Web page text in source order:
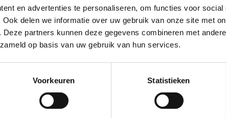
en advertenties te personaliseren, om functies voor social
delen we informatie over uw gebruik van onze site met
partners kunnen deze gegevens combineren met
op basis van uw gebruik van hun services.
Voorkeuren Statistieken